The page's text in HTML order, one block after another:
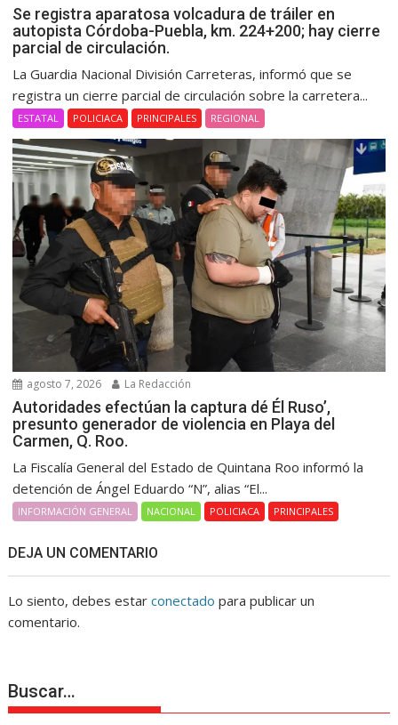
Se registra aparatosa volcadura de tráiler en
autopista Córdoba-Puebla, km. 224+200; hay cierre
parcial de circulación.
La Guardia Nacional División Carreteras, informó que se
registra un cierre parcial de circulación sobre la carretera...
ESTATAL POLICIACA PRINCIPALES REGIONAL
agosto 7, 2026 La Redacción
Autoridades efectúan la captura dé Él Ruso’,
presunto generador de violencia en Playa del
Carmen, Q. Roo.
La Fiscalía General del Estado de Quintana Roo informó la
detención de Ángel Eduardo “N”, alias “El...
INFORMACIÓN GENERAL NACIONAL POLICIACA PRINCIPALES
DEJA UN COMENTARIO
Lo siento, debes estarconectado para publicar un
comentario.
Buscar…